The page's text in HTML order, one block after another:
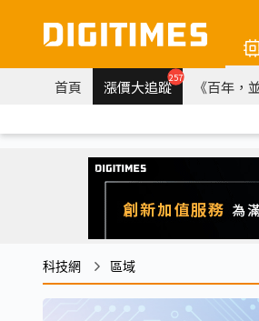
首頁 漲價大追蹤257 《百年，
科技網 區域